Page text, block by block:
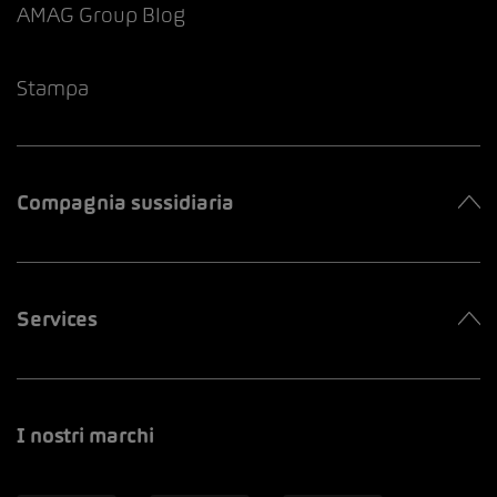
AMAG Group Blog
Stampa
Compagnia sussidiaria
Services
I nostri marchi